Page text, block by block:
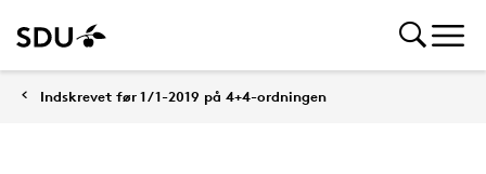
Indskrevet før 1/1-2019 på 4+4-ordningen